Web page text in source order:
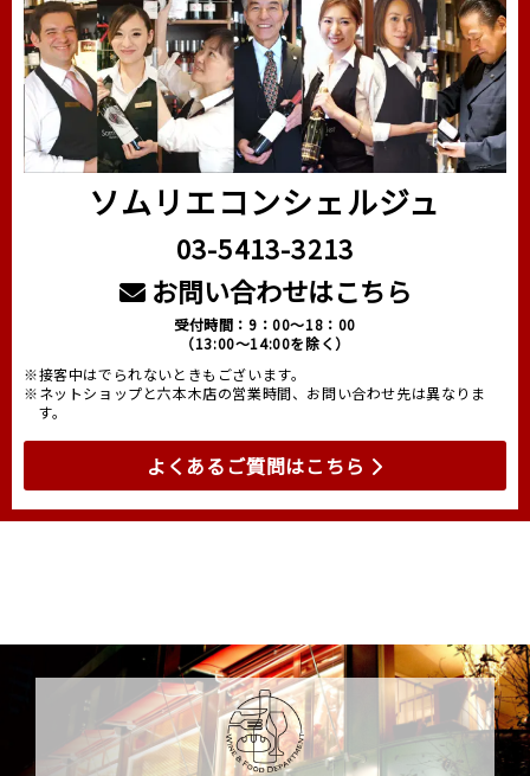
ソムリエコンシェルジュ
03-5413-3213
お問い合わせはこちら
受付時間：9：00～18：00
（13:00～14:00を除く）
※接客中はでられないときもございます。
※ネットショップと六本木店の営業時間、お問い合わせ先は異なりま
す。
よくあるご質問はこちら